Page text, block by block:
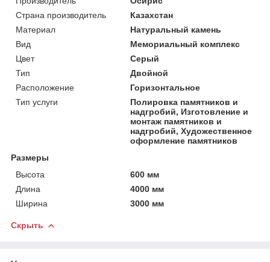
Страна производитель
Казахстан
Материал
Натуральный камень
Вид
Мемориальный комплекс
Цвет
Серый
Тип
Двойной
Расположение
Горизонтальное
Тип услуги
Полировка памятников и
надгробий, Изготовление и
монтаж памятников и
надгробий, Художественное
оформление памятников
Размеры
Высота
600 мм
Длина
4000 мм
Ширина
3000 мм
Скрыть